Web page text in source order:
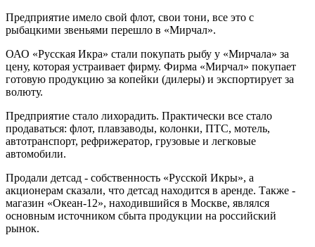
Предприятие имело свой флот, свои тони, все это с
рыбацкими звеньями перешло в «Мирчал».
ОАО «Русская Икра» стали покупать рыбу у «Мирчала» за
цену, которая устраивает фирму. Фирма «Мирчал» покупает
готовую продукцию за копейки (дилеры) и экспортирует за
волюту.
Предприятие стало лихорадить. Практически все стало
продаваться: флот, плавзаводы, колонки, ПТС, мотель,
автотранспорт, рефрижератор, грузовые и легковые
автомобили.
Продали детсад - собственность «Русской Икры», а
акционерам сказали, что детсад находится в аренде. Также -
магазин «Океан-12», находившийся в Москве, являлся
основным источником сбыта продукции на российский
рынок.